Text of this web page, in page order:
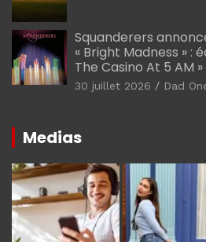
Squanderers
« Bright Madness » :
The Casino At 5 AM »
30 juillet 2026 Dad
Medias